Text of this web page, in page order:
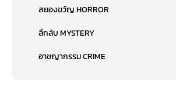
สยองขวัญ HORROR
ลึกลับ MYSTERY
อาชญากรรม CRIME